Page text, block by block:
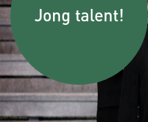
Jong talent!